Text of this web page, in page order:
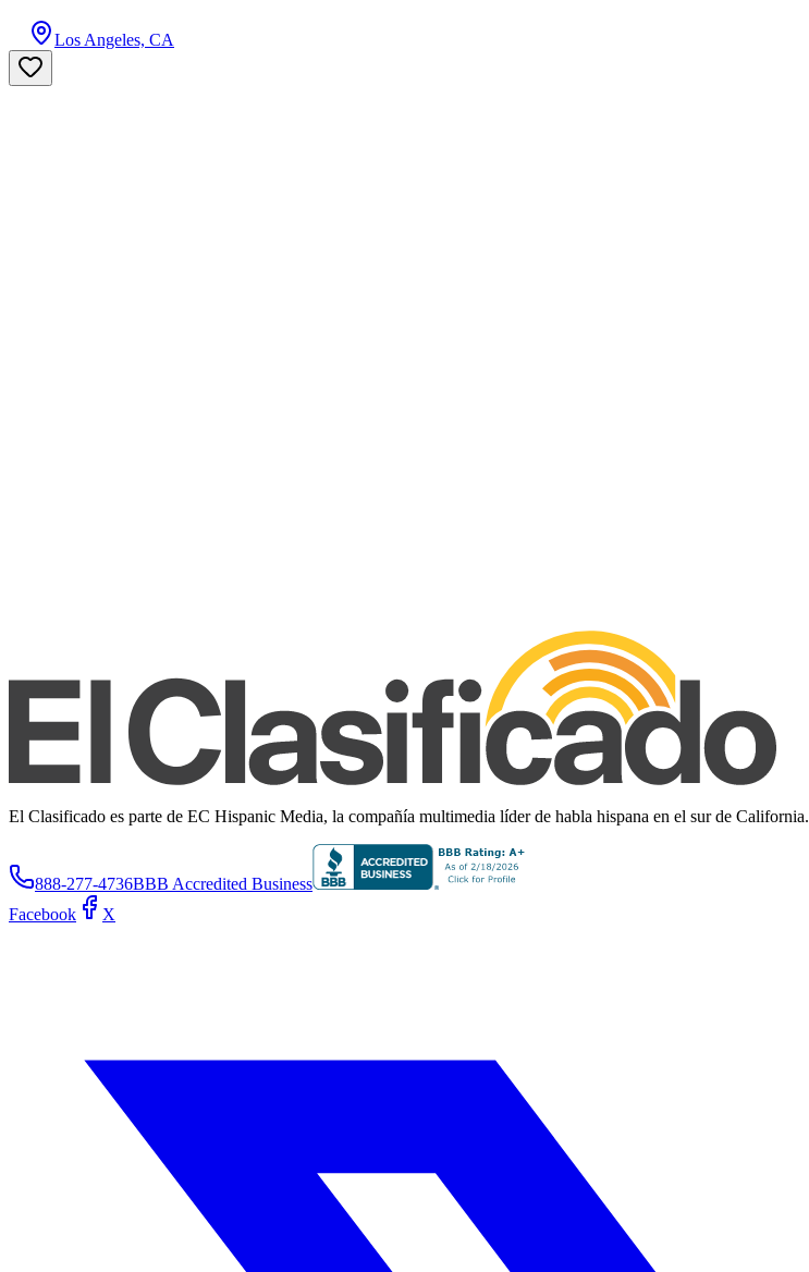
Los Angeles, CA
El Clasificado es parte de EC Hispanic Media, la compañía multimedia líder de habla hispana en el sur de California.
888-277-4736BBB Accredited Business
Facebook
X